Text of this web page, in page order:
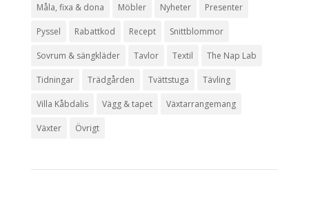
Måla, fixa & dona Möbler Nyheter Presenter
Pyssel Rabattkod Recept Snittblommor
Sovrum & sängkläder Tavlor Textil The Nap Lab
Tidningar Trädgården Tvättstuga Tävling
Villa Kåbdalis Vägg & tapet Växtarrangemang
Växter Övrigt